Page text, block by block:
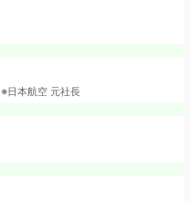
※日本航空 元社長